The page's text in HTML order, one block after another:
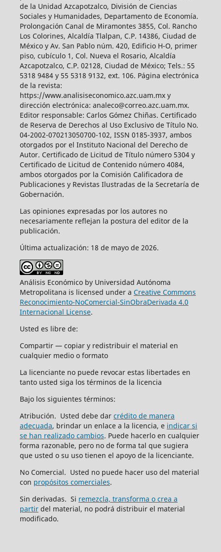
de la Unidad Azcapotzalco, División de Ciencias
Sociales y Humanidades, Departamento de Economía.
Prolongación Canal de Miramontes 3855, Col. Rancho
Los Colorines, Alcaldía Tlalpan, C.P. 14386, Ciudad de
México y Av. San Pablo núm. 420, Edificio H-O, primer
piso, cubículo 1, Col. Nueva el Rosario, Alcaldía
Azcapotzalco, C.P. 02128, Ciudad de México; Tels.: 55
5318 9484 y 55 5318 9132, ext. 106. Página electrónica
de la revista:
https://www.analisiseconomico.azc.uam.mx y
dirección electrónica: analeco@correo.azc.uam.mx.
Editor responsable: Carlos Gómez Chiñas. Certificado
de Reserva de Derechos al Uso Exclusivo de Título No.
04-2002-070213050700-102, ISSN 0185-3937, ambos
otorgados por el Instituto Nacional del Derecho de
Autor. Certificado de Licitud de Título número 5304 y
Certificado de Licitud de Contenido número 4084,
ambos otorgados por la Comisión Calificadora de
Publicaciones y Revistas Ilustradas de la Secretaría de
Gobernación.
Las opiniones expresadas por los autores no
necesariamente reflejan la postura del editor de la
publicación.
Última actualización: 18 de mayo de 2026.
Análisis Económico by Universidad Autónoma
Metropolitana is licensed under a Creative Commons
Reconocimiento-NoComercial-SinObraDerivada 4.0
Internacional License.
Usted es libre de:
Compartir — copiar y redistribuir el material en
cualquier medio o formato
La licenciante no puede revocar estas libertades en
tanto usted siga los términos de la licencia
Bajo los siguientes términos:
Atribución. Usted debe dar crédito de manera
adecuada, brindar un enlace a la licencia, e indicar si
se han realizado cambios. Puede hacerlo en cualquier
forma razonable, pero no de forma tal que sugiera
que usted o su uso tienen el apoyo de la licenciante.
No Comercial. Usted no puede hacer uso del material
con propósitos comerciales.
Sin derivadas. Si remezcla, transforma o crea a
partirdel material, no podrá distribuir el material
modificado.